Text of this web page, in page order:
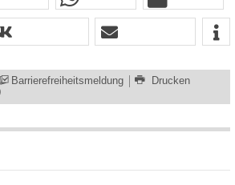
Barrierefreiheitsmeldung
Drucken